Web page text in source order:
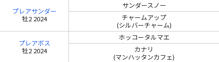
プレアサンダー
牡2 2024
サンダースノー
チャームアップ
(シルバーチャーム)
プレアボス
牡2 2024
ホッコータルマエ
カナリ
(マンハッタンカフェ)